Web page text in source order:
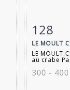
Fiche
128
LE MOULT
LE MOULT
au crabe
300 - 400